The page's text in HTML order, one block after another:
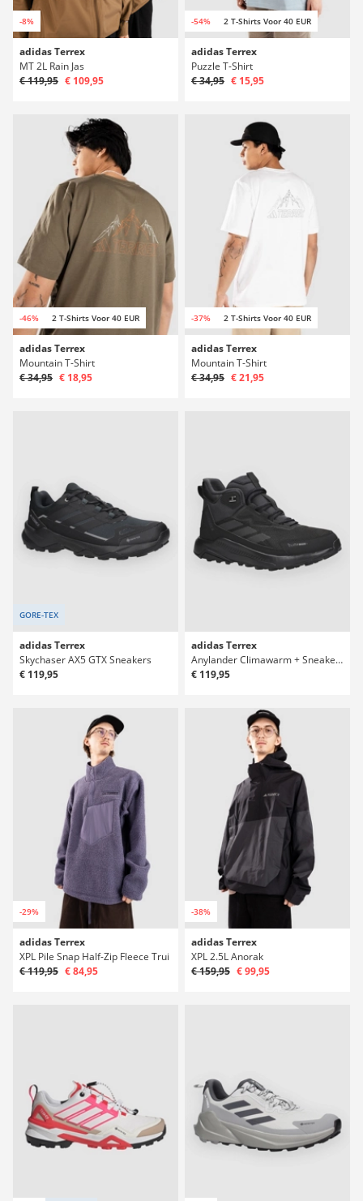
-8%
adidas Terrex
MT 2L Rain Jas
€ 119,95 € 109,95
-54% 2 T-Shirts Voor 40 EUR
adidas Terrex
Puzzle T-Shirt
€ 34,95 € 15,95
-46% 2 T-Shirts Voor 40 EUR
adidas Terrex
Mountain T-Shirt
€ 34,95 € 18,95
-37% 2 T-Shirts Voor 40 EUR
adidas Terrex
Mountain T-Shirt
€ 34,95 € 21,95
GORE-TEX
adidas Terrex
Skychaser AX5 GTX Sneakers
€ 119,95
adidas Terrex
Anylander Climawarm + Sneakers
€ 119,95
-29%
adidas Terrex
XPL Pile Snap Half-Zip Fleece Trui
€ 119,95 € 84,95
-38%
adidas Terrex
XPL 2.5L Anorak
€ 159,95 € 99,95